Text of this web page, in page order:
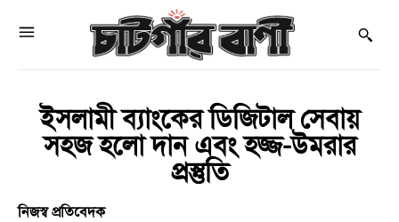
ইসলামী ব্যাংকের ডিজিটাল সেবায়
সহজ হলো দান এবং হজ্জ-উমরার
প্রস্তুতি
নিজস্ব প্রতিবেদক